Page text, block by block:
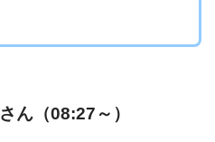
さん（08:27～）